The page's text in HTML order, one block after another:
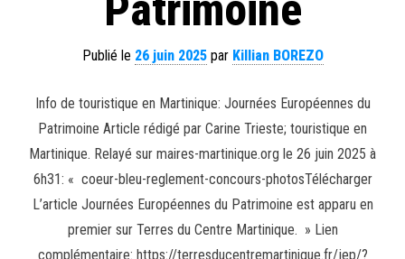
Publié le 26 juin 2025par Killian BOREZO
Info de touristique en Martinique: Journées Européennes du
Patrimoine Article rédigé par Carine Trieste; touristique en
Martinique. Relayé sur maires-martinique.org le 26 juin 2025 à
6h31: « coeur-bleu-reglement-concours-photosTélécharger
L’article Journées Européennes du Patrimoine est apparu en
premier sur Terres du Centre Martinique. » Lien
complémentaire: https://terresducentremartinique.fr/jep/?